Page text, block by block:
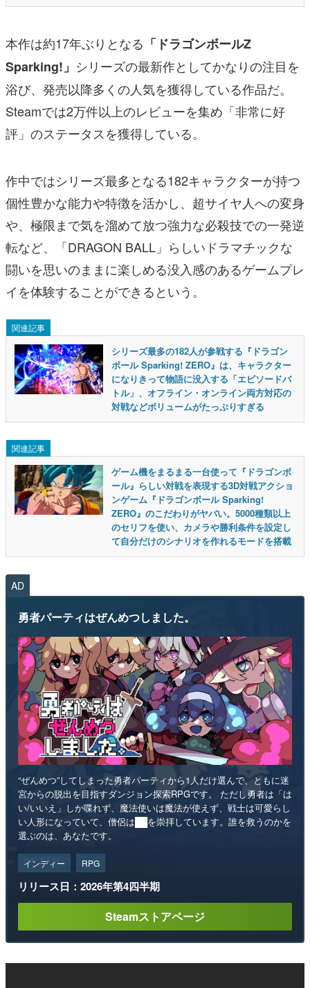
本作は約17年ぶりとなる 「ドラゴンボールZ
Sparking!」 シリーズの最新作としてかなりの注目を
浴び、発売以降多くの人気を獲得している作品だ。
Steamでは2万件以上のレビューを集め「非常に好
評」のステータスを獲得している。
作中ではシリーズ最多となる182キャラクターが持つ
個性豊かな能力や特徴を活かし、超サイヤ人への変身
や、極限まで気を溜めて放つ強力な必殺技での一発逆
転など、「DRAGON BALL」らしいドラマチックな
闘いを思いのままに楽しめる没入感のあるゲームプレ
イを体験することができるという。
関連記事
シリーズ最多の182人が参戦する『ドラゴン
ボール Sparking! ZERO』は、キャラクター
になりきって物語に没入する「エピソードバ
トル」、オフライン・オンライン両方対応の
対戦などボリュームがたっぷりすぎる
関連記事
ゲーム機をまるまる一台使って『ドラゴンボ
ール』らしい対戦を表現する3D対戦アクショ
ンゲーム『ドラゴンボール Sparking!
ZERO』のこだわりがヤバい。5000種類以上
のセリフを使い、カメラや勝利条件を設定し
て自分だけのシナリオを作れるモードを搭載
AD
勇者パーティはぜんめつしました。
“ぜんめつ”してしまった勇者パーティから1人だけ選んで、ともに迷
宮からの脱出を目指すダンジョン探索RPGです。 ただし勇者は「は
い/いいえ」しか喋れず、魔法使いは魔法が使えず、戦士は可愛らし
い人形になっていて、僧侶は██を崇拝しています。誰を救うのかを
選ぶのは、あなたです。
インディー RPG
リリース日：2026年第4四半期
Steamストアページ